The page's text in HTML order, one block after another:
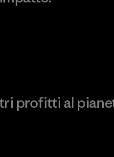
profitti al